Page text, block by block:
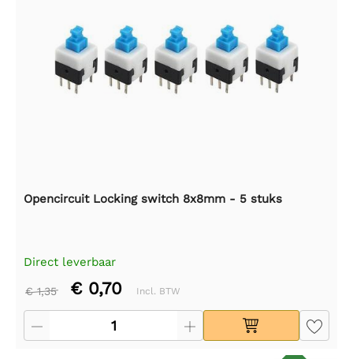
Opencircuit Locking switch 8x8mm - 5 stuks
Direct leverbaar
€ 1,35 € 0,70 Incl. BTW